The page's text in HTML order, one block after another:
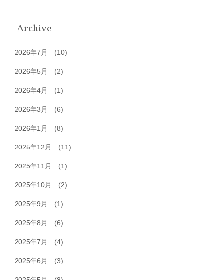
Archive
2026年7月 (10)
2026年5月 (2)
2026年4月 (1)
2026年3月 (6)
2026年1月 (8)
2025年12月 (11)
2025年11月 (1)
2025年10月 (2)
2025年9月 (1)
2025年8月 (6)
2025年7月 (4)
2025年6月 (3)